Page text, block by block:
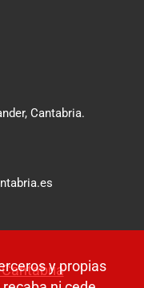
Cantabria.
y propias